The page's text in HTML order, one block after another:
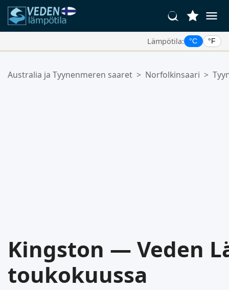
Lämpötila: °C °F
Suosikkilistasi on tyhjä.
Australia ja Tyynenmeren saaret > Norfolkinsaari >
Kingston — Veden
toukokuussa